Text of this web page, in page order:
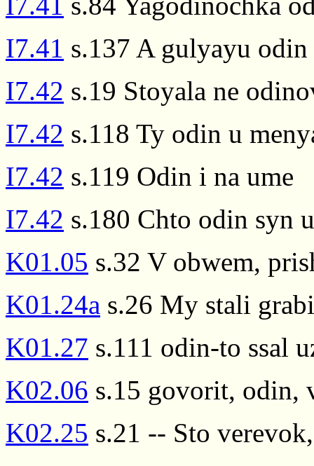
I7.41 s.137 A gulyayu odin
I7.42 s.19 Stoyala ne
I7.42 s.118 Ty odin u
I7.42 s.119 Odin i na ume
I7.42 s.180 Chto odin syn
K01.05 s.32 V obwem,
K01.24a s.26 My stali
K01.27 s.111 odin-to ssal
K02.06 s.15 govorit, odin,
K02.25 s.21 -- Sto